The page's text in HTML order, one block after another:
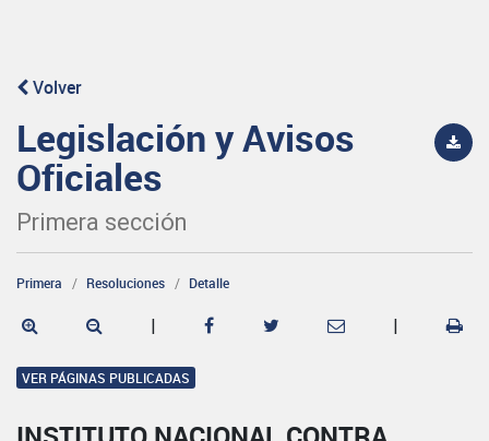
Volver
Legislación y Avisos
Oficiales
Primera sección
Primera Resoluciones Detalle
| |
VER PÁGINAS PUBLICADAS